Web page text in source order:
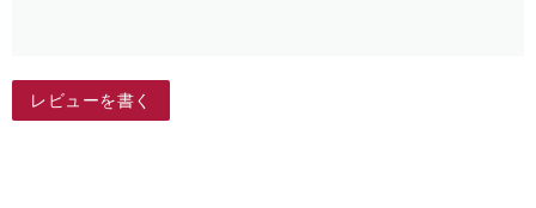
レビューを書く